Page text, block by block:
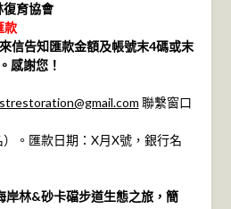
復育協會
款
信告知匯款金額及帳號末4碼或末
感謝您！
聯繫窗口
）。匯款日期：X月X號，銀行名
岸林&砂卡礑步道生態之旅，簡